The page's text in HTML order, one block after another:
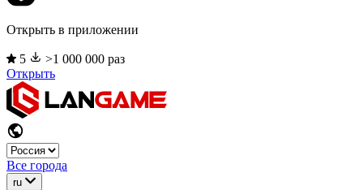
Открыть в приложении
5
>1 000 000 раз
Открыть
Все города
ru